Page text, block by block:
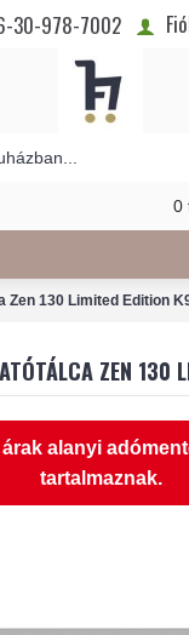
30-978-7002
0
Zen 130 Limited Edition
alanyi
tartalmaznak.